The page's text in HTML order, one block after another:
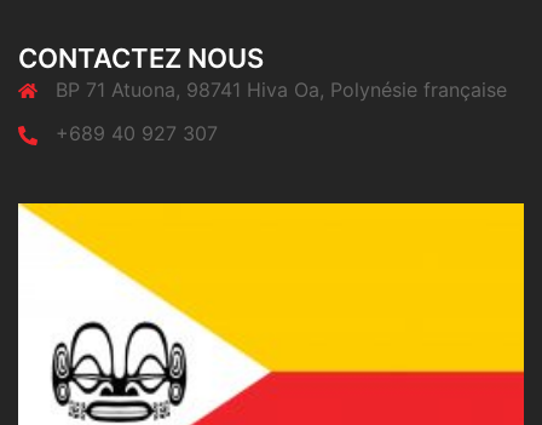
CONTACTEZ NOUS
BP 71 Atuona, 98741 Hiva Oa, Polynésie française
+689 40 927 307